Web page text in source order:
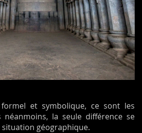
et symbolique, ce sont les
néanmoins, la seule différence se
géographique.